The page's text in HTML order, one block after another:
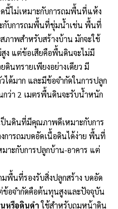
นี้ไม่เหมาะกับการถมพื้นที่แห้ง
กับการถมพื้นที่ชุ่มน้ำเช่น พื้นที่
ภาพสำหรับสร้างบ้าน มักจะใช้
ง แต่ข้อเสียคือพื้นดินจะไม่มี
ดินทรายเพียงอย่างเดียว มี
ได้มาก และมีข้อจำกัดในการปลูก
กว่า 2 เมตรพื้นดินจะรับน้ำหนัก
ป็นดินที่มีคุณภาพดีเหมาะกับการ
การถมบดอัดเนื้อดินได้ง่าย พื้นที่
าะกับการปลูกบ้าน-อาคาร แต่
มพื้นที่รองรับสิ่งปลูกสร้าง บดอัด
อจำกัดคือต้นทุนสูงและปัจจุบัน
หรือดินดำใช้สำหรับถมหน้าดิน